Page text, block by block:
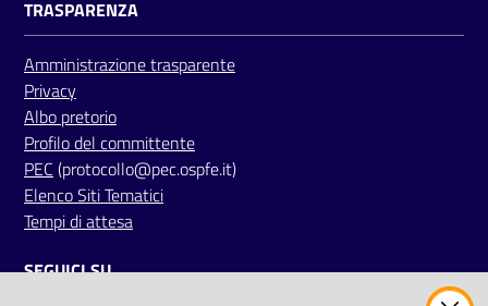
z
i
P
a
r
i
t
à
i
TRASPARENZA
Amministrazione trasparente
Privacy
Albo pretorio
Profilo del committente
PEC (protocollo@pec.ospfe.it)
Elenco Siti Tematici
Tempi di attesa
SEGUICI SU